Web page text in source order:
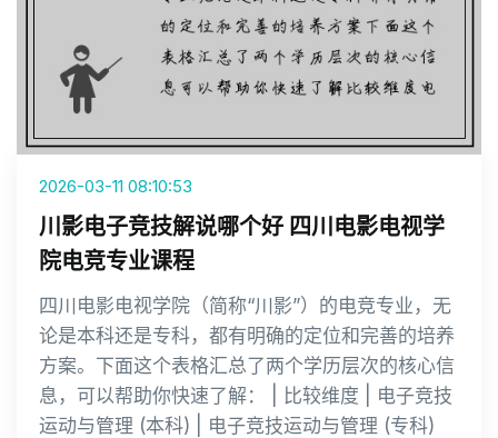
2026-03-11 08:10:53
川影电子竞技解说哪个好 四川电影电视学
院电竞专业课程
四川电影电视学院（简称“川影”）的电竞专业，无
论是本科还是专科，都有明确的定位和完善的培养
方案。下面这个表格汇总了两个学历层次的核心信
息，可以帮助你快速了解： | 比较维度 | 电子竞技
运动与管理 (本科) | 电子竞技运动与管理 (专科)